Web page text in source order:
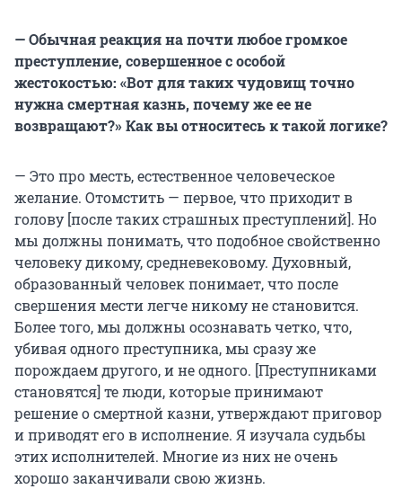
— Обычная реакция на почти любое громкое
преступление, совершенное с особой
жестокостью: «Вот для таких чудовищ точно
нужна смертная казнь, почему же ее не
возвращают?» Как вы относитесь к такой логике?
— Это про месть, естественное человеческое
желание. Отомстить — первое, что приходит в
голову [после таких страшных преступлений]. Но
мы должны понимать, что подобное свойственно
человеку дикому, средневековому. Духовный,
образованный человек понимает, что после
свершения мести легче никому не становится.
Более того, мы должны осознавать четко, что,
убивая одного преступника, мы сразу же
порождаем другого, и не одного. [Преступниками
становятся] те люди, которые принимают
решение о смертной казни, утверждают приговор
и приводят его в исполнение. Я изучала судьбы
этих исполнителей. Многие из них не очень
хорошо заканчивали свою жизнь.